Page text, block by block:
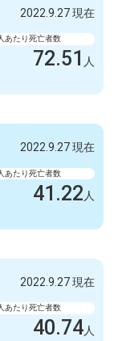
2022.9.27 現在
あたり死亡者数
72.51 人
6412
2022.9.27 現在
あたり死亡者数
41.22 人
5798
2022.9.27 現在
あたり死亡者数
40.74人